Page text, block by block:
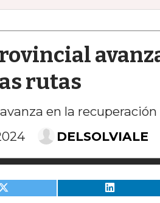
rutas
en la recuperación
DELSOLVIALE